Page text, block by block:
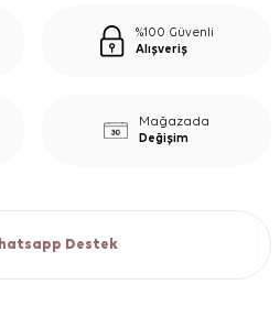
%100 Güvenli
Alışveriş
Mağazada
Değişim
Destek